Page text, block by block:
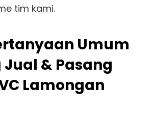
tim kami.
Umum
& Pasang
Lamongan